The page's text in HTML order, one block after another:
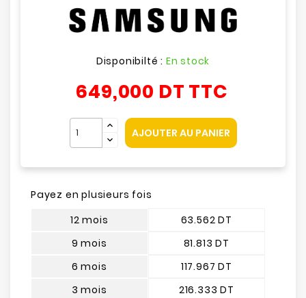
Disponibilté : En stock
649,000 DT TTC
AJOUTER AU PANIER
Payez en plusieurs fois
12 mois
9 mois
6 mois
3 mois
63.562 DT
81.813 DT
117.967 DT
216.333 DT